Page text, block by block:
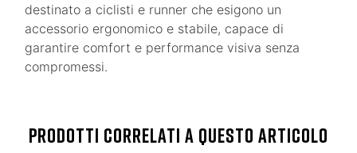
destinato a ciclisti e runner che esigono un
accessorio ergonomico e stabile, capace di
garantire comfort e performance visiva senza
compromessi.
PRODOTTI CORRELATI A QUESTO ARTICOLO